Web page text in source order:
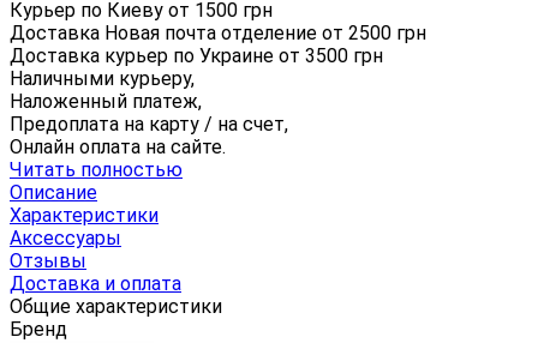
Курьер по Киеву от 1500 грн
Доставка Новая почта отделение от 2500 грн
Доставка курьер по Украине от 3500 грн
Наличными курьеру,
Наложенный платеж,
Предоплата на карту / на счет,
Онлайн оплата на сайте.
Читать полностью
Описание
Характеристики
Аксессуары
Отзывы
Доставка и оплата
Общие характеристики
Бренд